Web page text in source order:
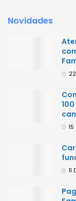
Novidades
15
11